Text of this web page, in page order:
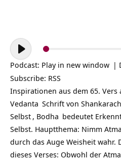
Audio-
Player
Podcast: Play in new window |
Subscribe: RSS
Inspirationen aus dem 65. Vers
Vedanta Schrift von
Selbst , Bodha bedeutet
Selbst. Hauptthema: Nimm
durch das Auge Weisheit wahr.
dieses Verses: Obwohl der